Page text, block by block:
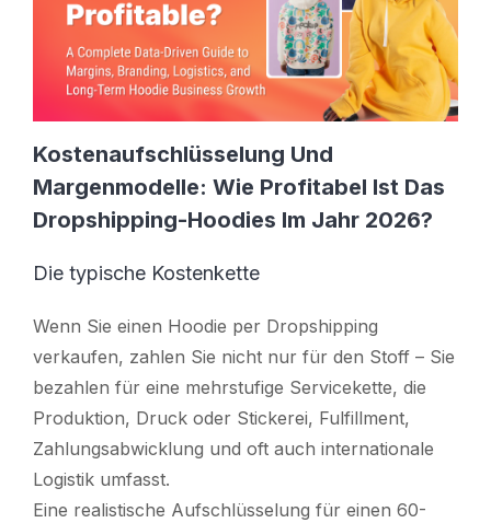
Kostenaufschlüsselung Und
Margenmodelle: Wie Profitabel Ist Das
Dropshipping-Hoodies Im Jahr 2026?
Die typische Kostenkette
Wenn Sie einen Hoodie per Dropshipping
verkaufen, zahlen Sie nicht nur für den Stoff – Sie
bezahlen für eine mehrstufige Servicekette, die
Produktion, Druck oder Stickerei, Fulfillment,
Zahlungsabwicklung und oft auch internationale
Logistik umfasst.
Eine realistische Aufschlüsselung für einen 60-